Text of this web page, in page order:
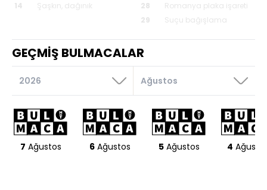
14
Şaşkın, dağınık
28
Romanya plaka işareti
29
Suçu bağışlama
GEÇMİŞ BULMACALAR
7 Ağustos 6Ağustos 5Ağustos 4